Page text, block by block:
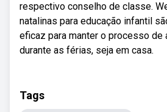
respectivo conselho de classe.
natalinas para educação infantil
eficaz para manter o processo de
durante as férias, seja em casa.
Tags